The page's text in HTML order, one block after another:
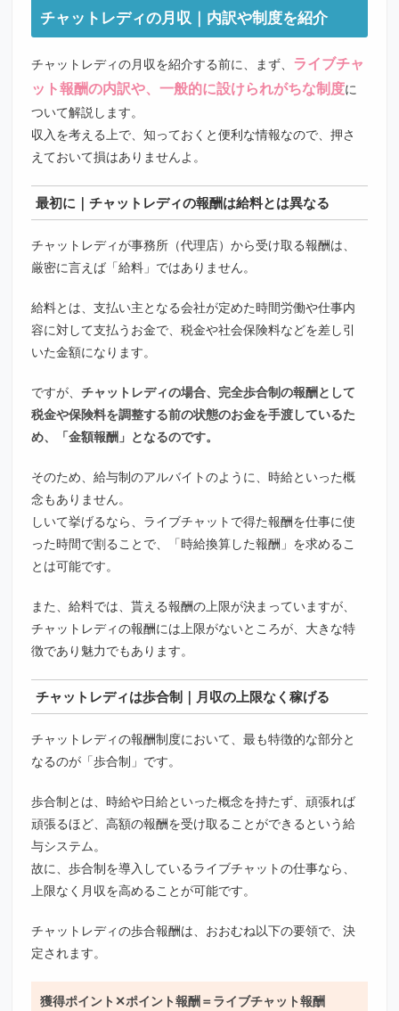
チャットレディの月収｜内訳や制度を紹介
チャットレディの月収を紹介する前に、まず、 ライブチャ
ット報酬の内訳や、一般的に設けられがちな制度に
ついて解説します。
収入を考える上で、知っておくと便利な情報なので、押さ
えておいて損はありませんよ。
最初に｜チャットレディの報酬は給料とは異なる
チャットレディが事務所（代理店）から受け取る報酬は、
厳密に言えば「給料」ではありません。
給料とは、支払い主となる会社が定めた時間労働や仕事内
容に対して支払うお金で、税金や社会保険料などを差し引
いた金額になります。
ですが、チャットレディの場合、完全歩合制の報酬として
税金や保険料を調整する前の状態のお金を手渡しているた
め、「金額報酬」となるのです。
そのため、給与制のアルバイトのように、時給といった概
念もありません。
しいて挙げるなら、ライブチャットで得た報酬を仕事に使
った時間で割ることで、「時給換算した報酬」を求めるこ
とは可能です。
また、給料では、貰える報酬の上限が決まっていますが、
チャットレディの報酬には上限がないところが、大きな特
徴であり魅力でもあります。
チャットレディは歩合制｜月収の上限なく稼げる
チャットレディの報酬制度において、最も特徴的な部分と
なるのが「歩合制」です。
歩合制とは、時給や日給といった概念を持たず、頑張れば
頑張るほど、高額の報酬を受け取ることができるという給
与システム。
故に、歩合制を導入しているライブチャットの仕事なら、
上限なく月収を高めることが可能です。
チャットレディの歩合報酬は、おおむね以下の要領で、決
定されます。
獲得ポイント✕ポイント報酬＝ライブチャット報酬